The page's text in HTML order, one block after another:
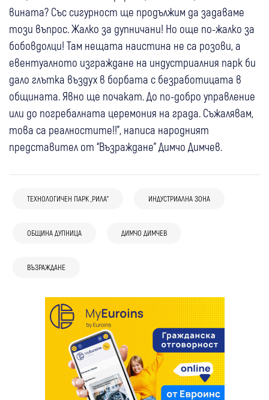
вината? Със сигурност ще продължим да задаваме
този въпрос. Жалко за дупничани! Но още по-жалко за
бобовдолци! Там нещата наистина не са розови, а
евентуалното изграждане на индустриалния парк би
дало глътка въздух в борбата с безработицата в
общината. Явно ще почакат. До по-добро управление
или до погребалната церемония на града. Съжалявам,
това са реалностите!!", написа народният
представител от “Възраждане” Димчо Димчев.
ТЕХНОЛОГИЧЕН ПАРК „РИЛА” ИНДУСТРИАЛНА ЗОНА
ОБЩИНА ДУПНИЦА ДИМЧО ДИМЧЕВ
ВЪЗРАЖДАНЕ